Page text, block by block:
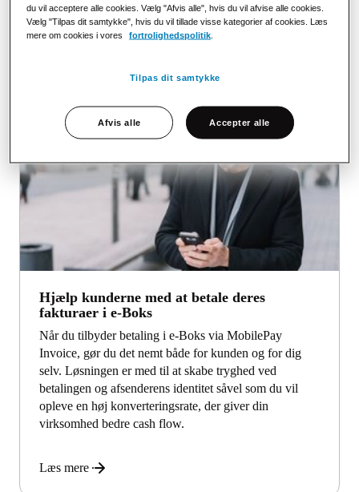
Hjælp kunderne med at betale deres
fakturaer i e-Boks
Når du tilbyder betaling i e-Boks via MobilePay
Invoice, gør du det nemt både for kunden og for dig
selv. Løsningen er med til at skabe tryghed ved
betalingen og afsenderens identitet såvel som du vil
opleve en høj konverteringsrate, der giver din
virksomhed bedre cash flow.
Læs mere
du vil acceptere alle cookies. Vælg "Afvis alle", hvis du vil afvise alle cookies.
Vælg "Tilpas dit samtykke", hvis du vil tillade visse kategorier af cookies. Læs
mere om cookies i vores
fortrolighedspolitik
Tilpas dit samtykke
Afvis alle Accepter alle